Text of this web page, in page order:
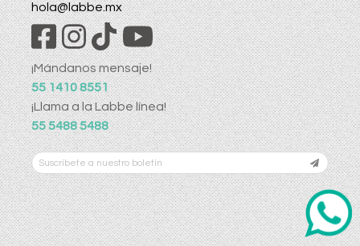
hola@labbe.mx
¡Mándanos mensaje!
55 1410 8551
¡Llama a la Labbe línea!
55 5488 5488